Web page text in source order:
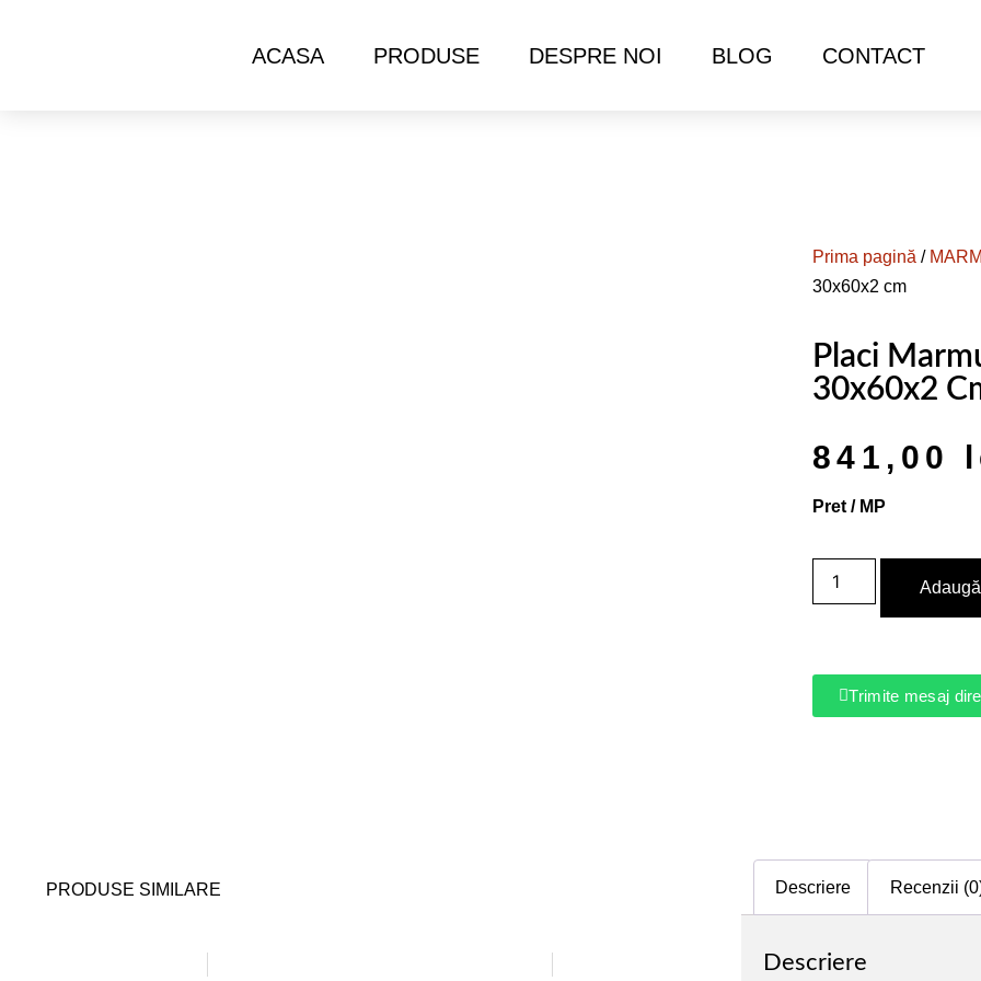
ACASA PRODUSE DESPRE NOI BLOG CONTACT
Prima pagină /
30x60x2 cm
Placi
30x60x2
841,00
Pret / MP
Trimite mesaj
PRODUSE SIMILARE Descriere Recenzii
Descriere